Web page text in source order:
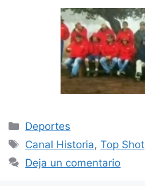
Categorías
Deportes
Etiquetas
Canal Historia,Top Shot
Deja un comentario